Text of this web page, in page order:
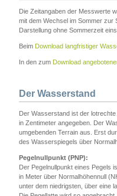
Die Zeitangaben der Messwerte
mit dem Wechsel im Sommer zur
Darstellung ohne Sommerzeit
Beim Download langfristiger
In den zum Download
Der Wasserstand
Der Wasserstand ist der
in Zentimeter angegeben. Der
umgebenden Terrain aus. Erst
des Wasserspiegels über
Pegelnullpunkt (PNP):
Der Pegelnullpunkt eines Pegels
in Meter über Normalhöhennull
unter dem niedrigsten, über eine